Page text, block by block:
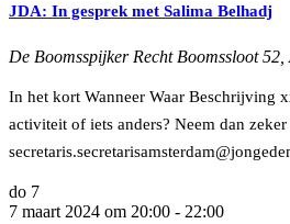
JDA: In gesprek met Salima Belhadj
De Boomsspijker Recht Boomssloot 52,
In het kort Wanneer Waar Beschrijving
activiteit of iets anders? Neem dan
do 7
7 maart 2024 om 20:00 - 22:00